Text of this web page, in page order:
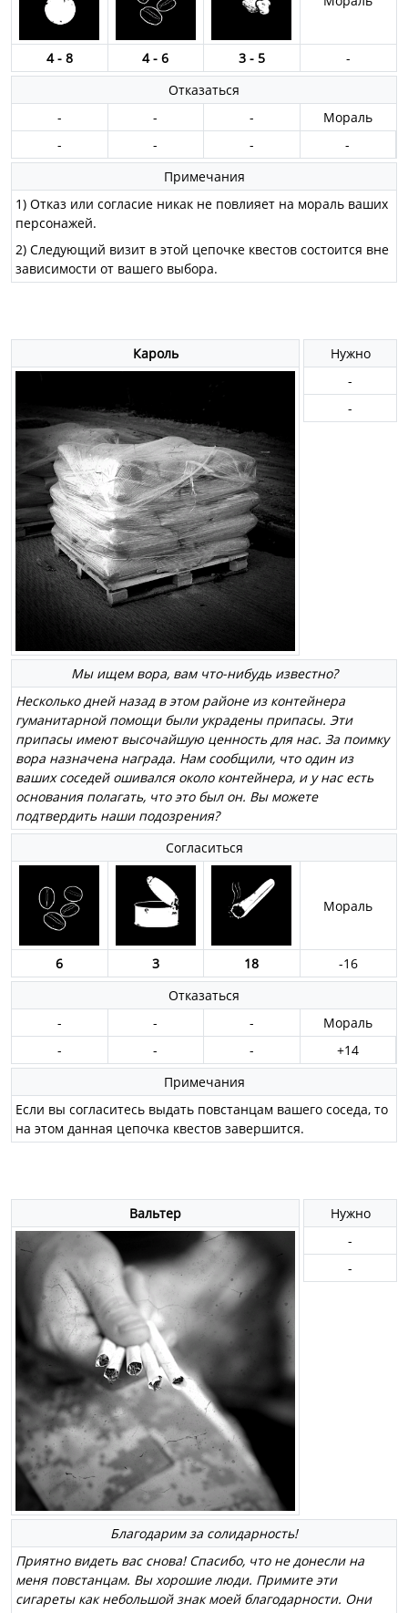
4 - 8 4 - 6 3 - 5
-
Отказаться
-
- -
Мораль
-
- -
-
Примечания
1) Отказ или согласие никак не повлияет на мораль ваших
персонажей.
2) Следующий визит в этой цепочке квестов состоится вне
зависимости от вашего выбора.
Кароль
Мы ищем вора, вам что-нибудь известно?
Несколько дней назад в этом районе из контейнера
гуманитарной помощи были украдены припасы. Эти
припасы имеют высочайшую ценность для нас. За поимку
вора назначена награда. Нам сообщили, что один из
ваших соседей ошивался около контейнера, и у нас есть
основания полагать, что это был он. Вы можете
подтвердить наши подозрения?
Нужно
-
-
Согласиться
Мораль
6 3 18
-16
Отказаться
-
- -
Мораль
-
- -
+14
Примечания
Если вы согласитесь выдать повстанцам вашего соседа, то
на этом данная цепочка квестов завершится.
Вальтер
Благодарим за солидарность!
Приятно видеть вас снова! Спасибо, что не донесли на
меня повстанцам. Вы хорошие люди. Примите эти
сигареты как небольшой знак моей благодарности. Они
Нужно
-
-